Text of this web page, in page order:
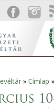
» Címlap »